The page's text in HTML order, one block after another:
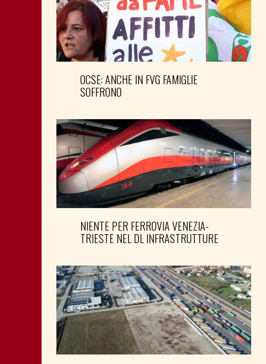
OCSE: ANCHE IN FVG FAMIGLIE
SOFFRONO
NIENTE PER FERROVIA VENEZIA-
TRIESTE NEL DL INFRASTRUTTURE